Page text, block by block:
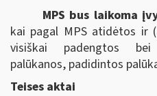
MPS bus laikoma
kai pagal MPS atidėtos ir
visiškai padengtos
palūkanos, padidintos
Teises aktai